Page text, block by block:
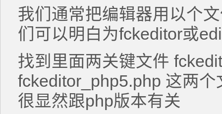
我们通常把编辑器用以个
们可以明白为fckeditor或
找到里面两关键文件
fckeditor_php5.php 这两
很显然跟php版本有关